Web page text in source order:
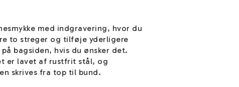
med indgravering, hvor du
to streger og tilføje yderligere
bagsiden, hvis du ønsker det.
er lavet af rustfrit stål, og
skrives fra top til bund.